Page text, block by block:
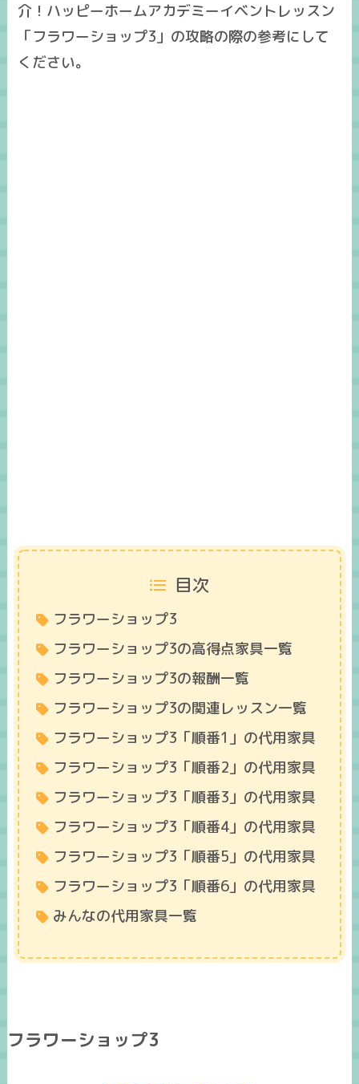
介！ハッピーホームアカデミーイベントレッスン
「フラワーショップ3」の攻略の際の参考にして
ください。
目次
フラワーショップ3
フラワーショップ3の高得点家具一覧
フラワーショップ3の報酬一覧
フラワーショップ3の関連レッスン一覧
フラワーショップ3「順番1」の代用家具
フラワーショップ3「順番2」の代用家具
フラワーショップ3「順番3」の代用家具
フラワーショップ3「順番4」の代用家具
フラワーショップ3「順番5」の代用家具
フラワーショップ3「順番6」の代用家具
みんなの代用家具一覧
フラワーショップ3